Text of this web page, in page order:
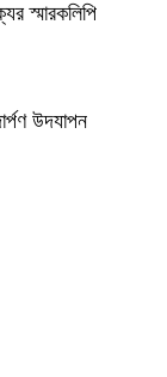
স্মারকলিপি
উদযাপন